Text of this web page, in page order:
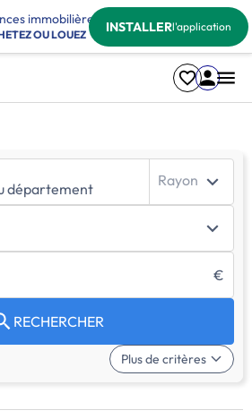
immobilières
OU LOUEZ INSTALLERl'application
Rayon
€
RECHERCHER
Plus de critères